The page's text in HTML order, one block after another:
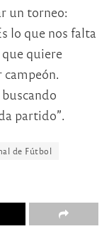
un torneo:
lo que nos falta
que quiere
campeón.
partido”.
de Fútbol